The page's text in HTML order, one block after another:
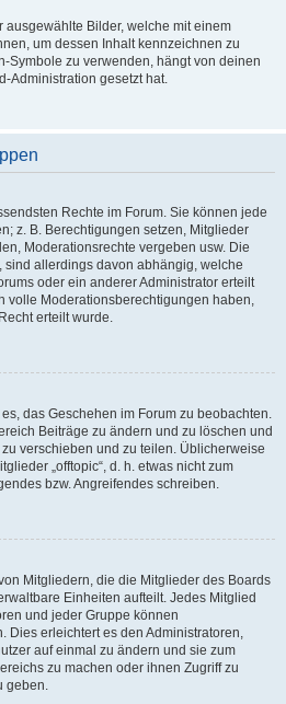
ausgewählte Bilder, welche mit einem
um dessen Inhalt kennzeichnen zu
Symbole zu verwenden, hängt von deinen
Administration gesetzt hat.
Rechte im Forum. Sie können jede
z. B. Berechtigungen setzen, Mitglieder
Moderationsrechte vergeben usw. Die
sind allerdings davon abhängig, welche
oder ein anderer Administrator erteilt
volle Moderationsberechtigungen haben,
erteilt wurde.
das Geschehen im Forum zu beobachten.
Beiträge zu ändern und zu löschen und
verschieben und zu teilen. Üblicherweise
„offtopic“, d. h. etwas nicht zum
bzw. Angreifendes schreiben.
Mitgliedern, die die Mitglieder des Boards
Einheiten aufteilt. Jedes Mitglied
und jeder Gruppe können
Dies erleichtert es den Administratoren,
auf einmal zu ändern und sie zum
zu machen oder ihnen Zugriff zu
geben.